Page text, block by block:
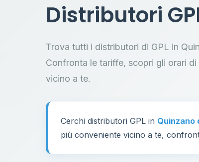
Distributori
Trova tutti i distributori di GPL in
Confronta le tariffe, scopri gli orari
vicino a te.
Cerchi distributori GPL in Quinzano
più conveniente vicino a te,